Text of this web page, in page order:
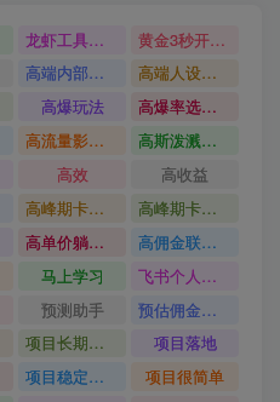
龙虾工具完整部署教学
黄金3秒开头与标题海报玩法六大运营硬核技能高效变现
高端内部魔灵召唤挂G打金
高端人设搭建积累客户信任图文剪辑谈单转化实操教学
高爆玩法
高爆率选题方法
高流量影视片
高斯泼溅与游戏化交互课程
高效
高收益
高峰期卡顿利润被抽干私域直播核心痛点解析
高峰期卡顿利润被抽干
高单价躺賺玩法
高佣金联盟课
马上学习
飞书个人版100G注册教程无需额外扩容
预测助手
预估佣金有2200
项目长期稳定
项目落地
项目稳定落地两年以上
项目很简单